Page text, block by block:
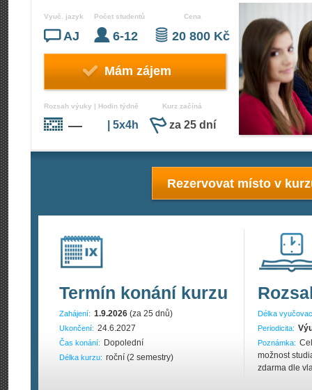
Vyuč. jazyk
AJ
Počet studentů
6-12
Cena
20 800 Kč
Mám zájem
Rozsah výuky | Hodin týdně
— | 5x4h
Kurz začíná
za 25 dní
Rezervovat místo v
Termín konání kurzu
Zahájení: 1.9.2026 (za 25 dnů)
Ukončení: 24.6.2027
Čas konání: Dopolední
Délka kurzu: roční (2 semestry)
Délka
Periodicita:
Poznámka:
možnost
zdarma dle